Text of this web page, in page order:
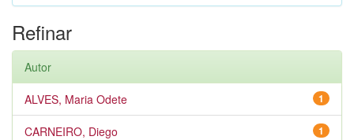
Refinar
Autor
1
ALVES, Maria Odete
1
CARNEIRO, Diego